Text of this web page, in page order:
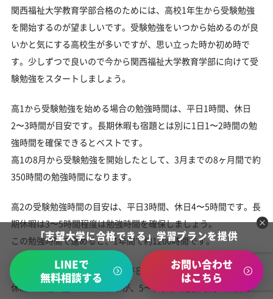
関西福祉大学教育学部合格のためには、高校1年生から受験勉強
を開始するのが望ましいです。受験勉強をいつから始めるのが良
いかと気にする高校生が多いですが、思い立った時か初め時で
す。少しずつで良いので今から関西福祉大学教育学部に向けて受
験勉強をスタートしましょう。
高1から受験勉強を始める場合の勉強時間は、平日1時間、休日
2〜3時間が目安です。長期休暇も宿題とは別に1日1〜2時間の勉
強時間を確保できるとベストです。
高1の8月から受験勉強を開始したとして、3月までの8ヶ月間で約
350時間の勉強時間になります。
高2の受験勉強時間の目安は、平日3時間、休日4〜5時間です。長
期休暇は3〜5時間程度は勉強時間を確保しましょう。
この勉強時間で進めると、1年間で約1200時間です。
高3の受験勉強時間の目安は、平日4時間、休日7時間です。長期
休暇は課題の量にもよりますが、5〜7時間の勉強時間が目安で
「志望大学に合格できる」学習プランを提供
LINEで
無料相談する
お問い合わせ
はこちら